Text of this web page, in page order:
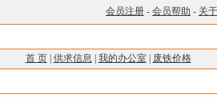
会员注册 - 会员帮助 - 关
首 页| 供求信息 我的办公室| 废铁价格